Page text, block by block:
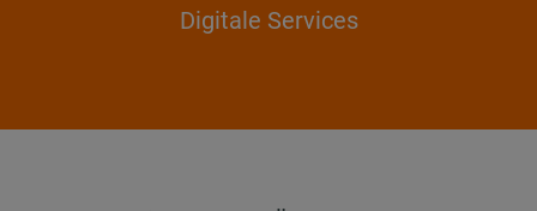
Digitale Services